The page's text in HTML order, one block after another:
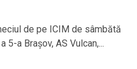
de pe ICIM de sâmbătă
a Braşov, AS Vulcan,...